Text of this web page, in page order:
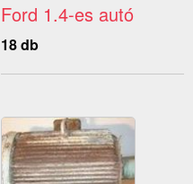
Ford 1.4-es autó
18 db